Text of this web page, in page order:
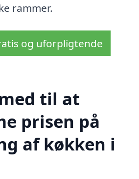
rammer.
og uforpligtende
til at
prisen på
af køkken i